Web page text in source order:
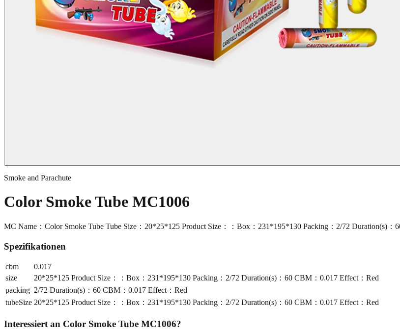
Smoke and Parachute
Color Smoke Tube MC1006
MC Name：Color Smoke Tube Tube Size：20*25*125 Product Size：：Box：231*195*130 Packing：2/72 Duration(s)
Spezifikationen
cbm
0.017
size
20*25*125 Product Size：：Box：231*195*130 Packing：2/72 Duration(s)：60 CBM：0.017 Effect：Red
packing 2/72 Duration(s)：60 CBM：0.017 Effect：Red
tubeSize 20*25*125 Product Size：：Box：231*195*130 Packing：2/72 Duration(s)：60 CBM：0.017 Effect：Red
Interessiert an Color Smoke Tube MC1006?